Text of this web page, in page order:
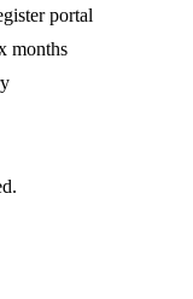
portal
months